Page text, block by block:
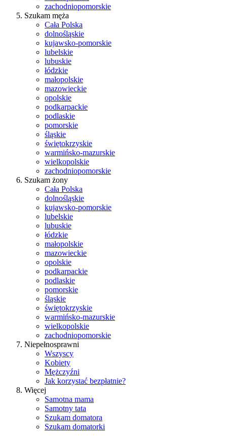
zachodniopomorskie
Szukam męża
Cała Polska
dolnośląskie
kujawsko-pomorskie
lubelskie
lubuskie
łódzkie
małopolskie
mazowieckie
opolskie
podkarpackie
podlaskie
pomorskie
śląskie
świętokrzyskie
warmińsko-mazurskie
wielkopolskie
zachodniopomorskie
Szukam żony
Cała Polska
dolnośląskie
kujawsko-pomorskie
lubelskie
lubuskie
łódzkie
małopolskie
mazowieckie
opolskie
podkarpackie
podlaskie
pomorskie
śląskie
świętokrzyskie
warmińsko-mazurskie
wielkopolskie
zachodniopomorskie
Niepełnosprawni
Wszyscy
Kobiety
Mężczyźni
Jak korzystać bezpłatnie?
Więcej
Samotna mama
Samotny tata
Szukam domatora
Szukam domatorki